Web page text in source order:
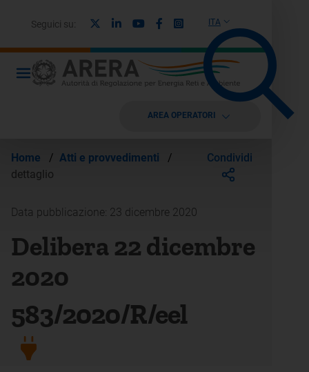
ITA
Seguici su: LinkedinYoutubeFacebook
Instagram
AREA OPERATORI
Home / Atti e provvedimenti
/
dettaglio
Condividi
Data pubblicazione: 23 dicembre 2020
Delibera 22 dicembre
2020
583/2020/R/eel